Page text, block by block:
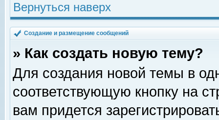
Вернуться наверх
Создание и размещение сообщений
» Как создать новую тему?
Для создания новой темы в
соответствующую кнопку на
вам придется